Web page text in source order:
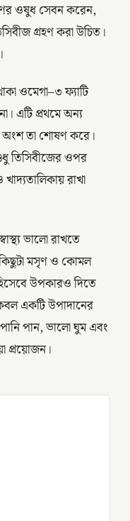
ওষুধ সেবন করেন,
গ্রহণ করা উচিত।
ওমেগা–৩ ফ্যাটি
এটি প্রথমে অন্য
অংশ তা শোষণ করে।
তিসিবীজের ওপর
রাখা
ভালো রাখতে
মসৃণ ও কোমল
উপকারও দিতে
একটি উপাদানের
পান, ভালো ঘুম এবং
প্রয়োজন।